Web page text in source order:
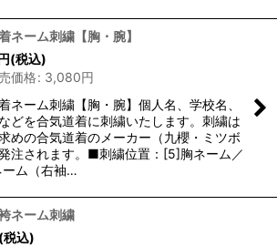
ネーム刺繍【胸・腕】
(税込)
価格: 3,080円
ネーム刺繍【胸・腕】個人名、学校名、
どを合気道着に刺繍いたします。刺繍は
めの合気道着のメーカー（九櫻・ミツボ
注されます。■刺繍位置：[5]胸ネーム／
ム（右袖…
ネーム刺繍
(税込)